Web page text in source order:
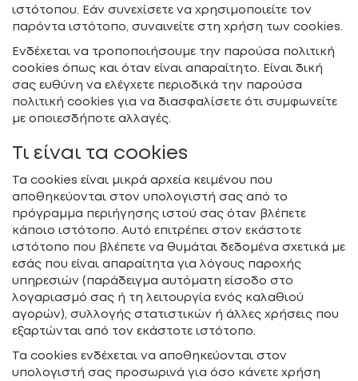
ιστότοπου. Εάν συνεχίσετε να χρησιμοποιείτε τον
παρόντα ιστότοπο, συναινείτε στη χρήση των cookies.
Ενδέχεται να τροποποιήσουμε την παρούσα πολιτική
cookies όπως και όταν είναι απαραίτητο. Είναι δική
σας ευθύνη να ελέγχετε περιοδικά την παρούσα
πολιτική cookies για να διασφαλίσετε ότι συμφωνείτε
με οποιεσδήποτε αλλαγές.
Τι είναι τα cookies
Τα cookies είναι μικρά αρχεία κειμένου που
αποθηκεύονται στον υπολογιστή σας από το
πρόγραμμα περιήγησης ιστού σας όταν βλέπετε
κάποιο ιστότοπο. Αυτό επιτρέπει στον εκάστοτε
ιστότοπο που βλέπετε να θυμάται δεδομένα σχετικά με
εσάς που είναι απαραίτητα για λόγους παροχής
υπηρεσιών (παράδειγμα αυτόματη είσοδο στο
λογαριασμό σας ή τη λειτουργία ενός καλαθιού
αγορών), συλλογής στατιστικών ή άλλες χρήσεις που
εξαρτώνται από τον εκάστοτε ιστότοπο.
Τα cookies ενδέχεται να αποθηκεύονται στον
υπολογιστή σας προσωρινά για όσο κάνετε χρήση